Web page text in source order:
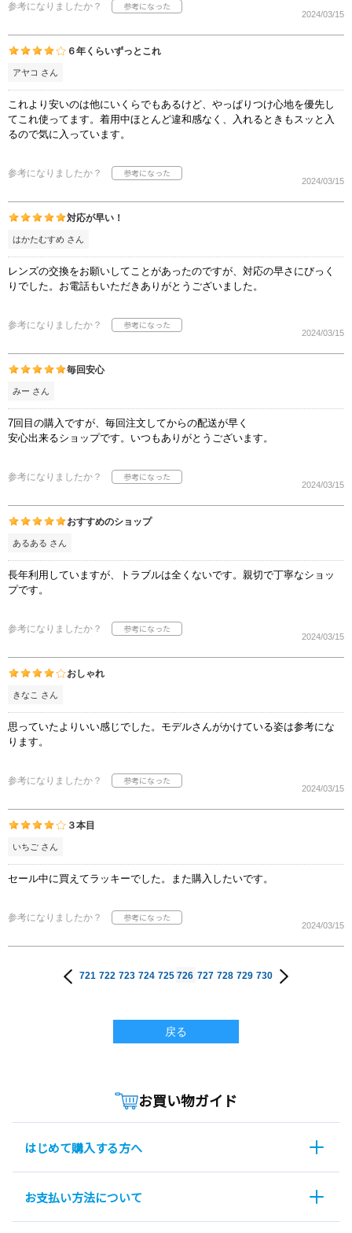
参考になりましたか？
2024/03/15
６年くらいずっとこれ
アヤコ さん
これより安いのは他にいくらでもあるけど、やっぱりつけ心地を優先し
てこれ使ってます。着用中ほとんど違和感なく、入れるときもスッと入
るので気に入っています。
参考になりましたか？
2024/03/15
対応が早い！
はかたむすめ さん
レンズの交換をお願いしてことがあったのですが、対応の早さにびっく
りでした。お電話もいただきありがとうございました。
参考になりましたか？
2024/03/15
毎回安心
みー さん
7回目の購入ですが、毎回注文してからの配送が早く
安心出来るショップです。いつもありがとうございます。
参考になりましたか？
2024/03/15
おすすめのショップ
あるある さん
長年利用していますが、トラブルは全くないです。親切で丁寧なショッ
プです。
参考になりましたか？
2024/03/15
おしゃれ
きなこ さん
思っていたよりいい感じでした。モデルさんがかけている姿は参考にな
ります。
参考になりましたか？
2024/03/15
３本目
いちご さん
セール中に買えてラッキーでした。また購入したいです。
参考になりましたか？
2024/03/15
721 722 723 724 725 726 727 728 729 730
戻る
お買い物ガイド
はじめて購入する方へ
お支払い方法について